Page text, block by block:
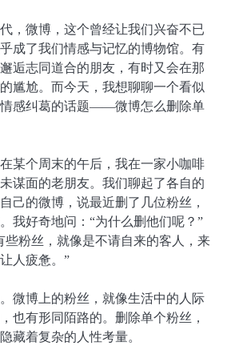
，微博，这个曾经让我们兴奋不已
成了我们情感与记忆的博物馆。有
逅志同道合的朋友，有时又会在那
尴尬。而今天，我想聊聊一个看似
感纠葛的话题——微博怎么删除单
某个周末的午后，我在一家小咖啡
谋面的老朋友。我们聊起了各自的
己的微博，说最近删了几位粉丝，
我好奇地问：“为什么删他们呢？”
些粉丝，就像是不请自来的客人，来
人疲惫。”
微博上的粉丝，就像生活中的人际
也有形同陌路的。删除单个粉丝，
藏着复杂的人性考量。